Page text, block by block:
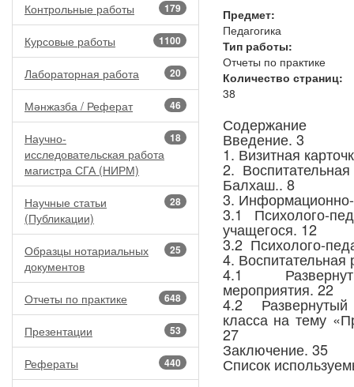
179
Контрольные работы
1100
Курсовые работы
20
Лабораторная работа
46
Мәнжазба / Реферат
18
Научно-
исследовательская работа
магистра СГА (НИРМ)
28
Научные статьи
(Публикации)
25
Образцы нотариальных
документов
648
Отчеты по практике
53
Презентации
440
Рефераты
Предмет:
Педагогика
Тип работы:
Отчеты по практике
Количество страниц:
38
Содержание
Введение. 3
1. Визитная
2.
Балхаш.. 8
3. Информационно-
3.1 Психолого-
учащегося. 12
3.2 Психолого-
4. Воспитательная
4.1
мероприятия. 22
4.2 Развернутый
класса на тему
27
Заключение. 35
Список